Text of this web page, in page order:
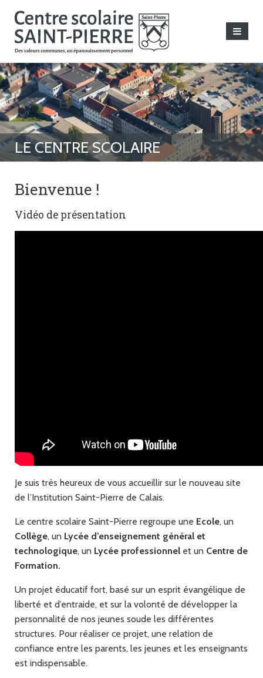
Bienvenue !
Vidéo de présentation
Je suis très heureux de vous accueillir sur le nouveau site
de l’Institution Saint-Pierre de Calais.
Le centre scolaire Saint-Pierre regroupe une Ecole, un
Collège, un Lycée d’enseignement général et
technologique, un Lycée professionnel et un Centre de
Formation.
Un projet éducatif fort, basé sur un esprit évangélique de
liberté et d’entraide, et sur la volonté de développer la
personnalité de nos jeunes soude les différentes
structures. Pour réaliser ce projet, une relation de
confiance entre les parents, les jeunes et les enseignants
est indispensable.